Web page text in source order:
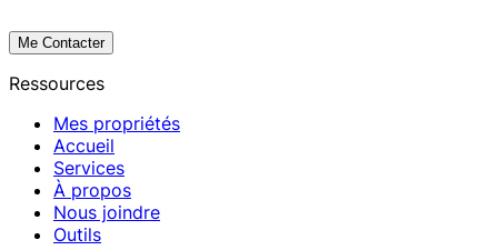
Me Contacter
Ressources
Mes propriétés
Accueil
Services
À propos
Nous joindre
Outils